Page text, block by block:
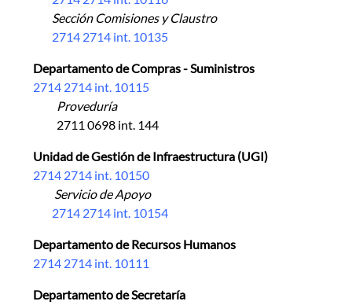
Sección Comisiones y Claustro
2714 2714 int. 10135
Departamento de Compras - Suministros
2714 2714 int. 10115
Proveduría
2711 0698 int. 144
Unidad de Gestión de Infraestructura (UGI)
2714 2714 int. 10150
Servicio de Apoyo
2714 2714 int. 10154
Departamento de Recursos Humanos
2714 2714 int. 10111
Departamento de Secretaría